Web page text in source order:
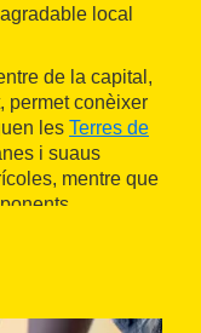
local
de la capital,
permet conèixer
les Terres de
i suaus
mentre que
i el vol